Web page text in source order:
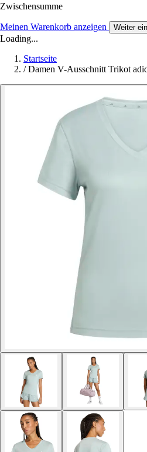
Zwischensumme
Meinen Warenkorb anzeigen Weiter
Loading...
Startseite
/ Damen V-Ausschnitt Trikot